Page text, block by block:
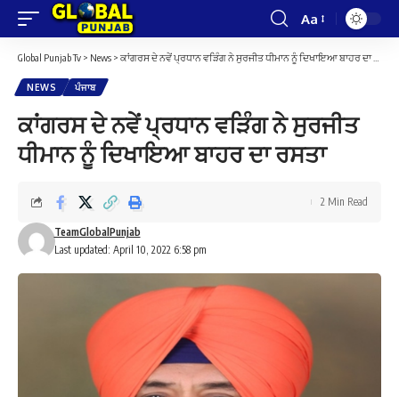
Font
Resizer
Aa
Global Punjab Tv > News > ਕਾਂਗਰਸ ਦੇ ਨਵੇਂ ਪ੍ਰਧਾਨ ਵੜਿੰਗ ਨੇ ਸੁਰਜੀਤ ਧੀਮਾਨ ਨੂੰ ਦਿਖਾਇਆ ਬਾਹਰ ਦਾ ਰਸਤਾ
NEWS ਪੰਜਾਬ
ਕਾਂਗਰਸ ਦੇ ਨਵੇਂ ਪ੍ਰਧਾਨ ਵੜਿੰਗ ਨੇ ਸੁਰਜੀਤ
ਧੀਮਾਨ ਨੂੰ ਦਿਖਾਇਆ ਬਾਹਰ ਦਾ ਰਸਤਾ
Last updated: April 10, 2022 6:58 pm
TeamGlobalPunjab
2 Min Read